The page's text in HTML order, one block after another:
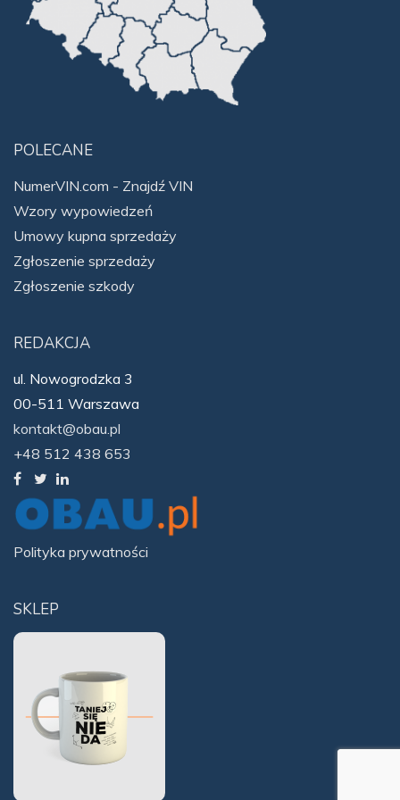
SKLEP
POLECANE
NumerVIN.com - Znajdź VIN
Wzory wypowiedzeń
Umowy kupna sprzedaży
Zgłoszenie sprzedaży
Zgłoszenie szkody
REDAKCJA
ul. Nowogrodzka 3
00-511 Warszawa
kontakt@obau.pl
+48 512 438 653
Polityka prywatności